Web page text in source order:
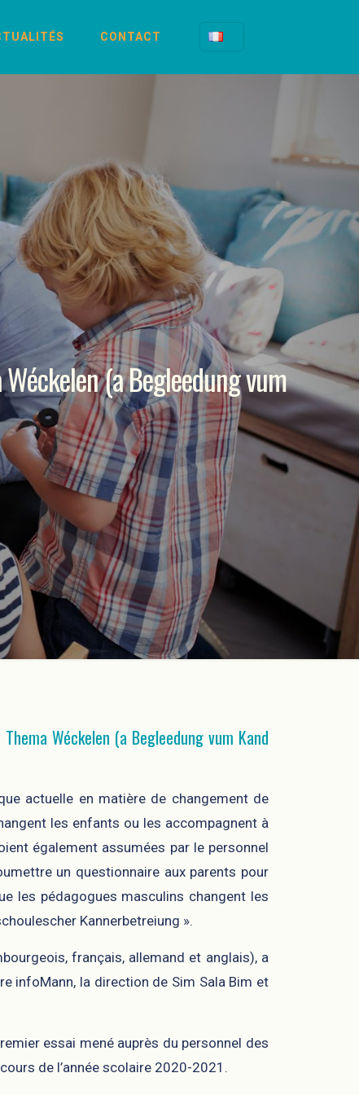
CONTACT
(a Begleedung vum
Wéckelen (a Begleedung vum Kand
actuelle en matière de changement de
les enfants ou les accompagnent à
également assumées par le personnel
un questionnaire aux parents pour
les pédagogues masculins changent les
Kannerbetreiung ».
français, allemand et anglais), a
infoMann, la direction de Sim Sala Bim et
essai mené auprès du personnel des
de l’année scolaire 2020-2021.